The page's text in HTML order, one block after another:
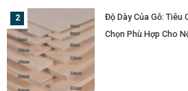
Độ Dày Của Gỗ: Tiêu
Chọn Phù Hợp Cho